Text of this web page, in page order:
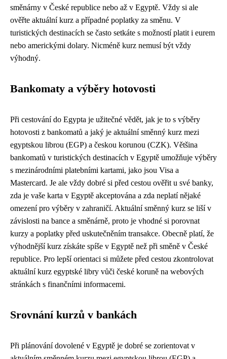
směnárny v České republice nebo až v Egyptě. Vždy si ale
ověřte aktuální kurz a případné poplatky za směnu. V
turistických destinacích se často setkáte s možností platit i eurem
nebo americkými dolary. Nicméně kurz nemusí být vždy
výhodný.
Bankomaty a výběry hotovosti
Při cestování do Egypta je užitečné vědět, jak je to s výběry
hotovosti z bankomatů a jaký je aktuální směnný kurz mezi
egyptskou librou (EGP) a českou korunou (CZK). Většina
bankomatů v turistických destinacích v Egyptě umožňuje výběry
s mezinárodními platebními kartami, jako jsou Visa a
Mastercard. Je ale vždy dobré si před cestou ověřit u své banky,
zda je vaše karta v Egyptě akceptována a zda neplatí nějaké
omezení pro výběry v zahraničí. Aktuální směnný kurz se liší v
závislosti na bance a směnárně, proto je vhodné si porovnat
kurzy a poplatky před uskutečněním transakce. Obecně platí, že
výhodnější kurz získáte spíše v Egyptě než při směně v České
republice. Pro lepší orientaci si můžete před cestou zkontrolovat
aktuální kurz egyptské libry vůči české koruně na webových
stránkách s finančními informacemi.
Srovnání kurzů v bankách
Při plánování dovolené v Egyptě je dobré se zorientovat v